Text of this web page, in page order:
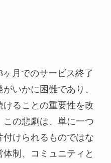
ヶ月でのサービス終了
いかに困難であり、
ることの重要性を改
の悲劇は、単に一つ
けられるものではな
制、コミュニティと